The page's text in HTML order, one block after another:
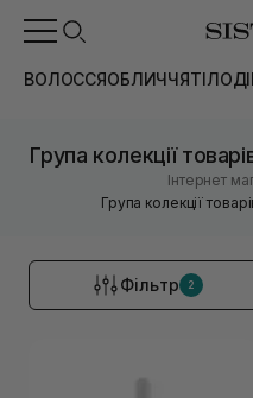
ВОЛОССЯОБЛИЧЧЯТІЛО
Група колекції
Інтернет
Група колекції
Фільтр 2